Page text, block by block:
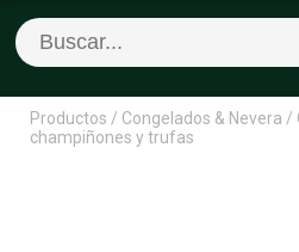
Productos / Congelados & Nevera /
champiñones y trufas